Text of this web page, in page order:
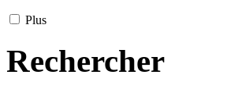
Plus
Rechercher